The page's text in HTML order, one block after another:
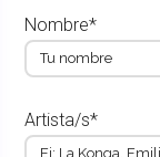
Nombre*
Artista/s*